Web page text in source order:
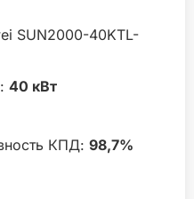
SUN2000-40KTL-
40 кВт
КПД: 98,7%